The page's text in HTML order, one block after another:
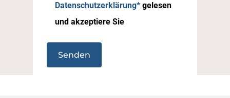
Datenschutzerklärung* gelesen
und akzeptiere Sie